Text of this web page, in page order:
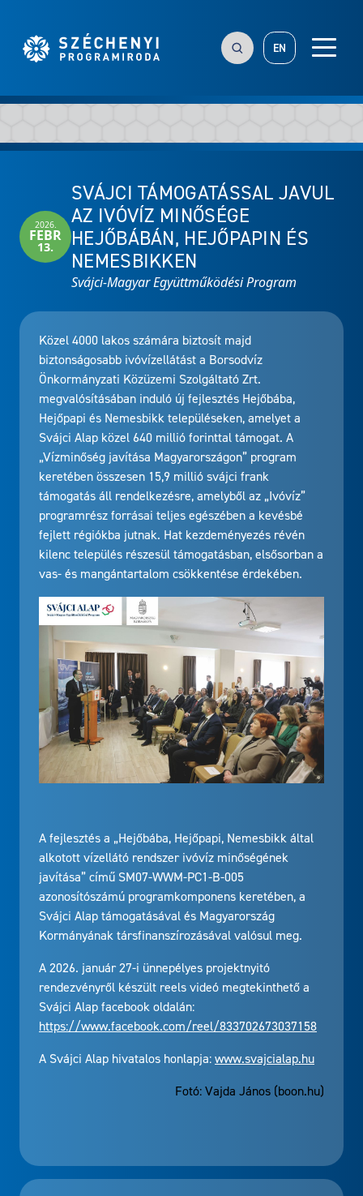
EN
2026.
FEBR
13.
SVÁJCI TÁMOGATÁSSAL JAVUL
AZ IVÓVÍZ MINŐSÉGE
HEJŐBÁBÁN, HEJŐPAPIN ÉS
NEMESBIKKEN
Svájci-Magyar Együttműködési Program
Közel 4000 lakos számára biztosít majd
biztonságosabb ivóvízellátást a Borsodvíz
Önkormányzati Közüzemi Szolgáltató Zrt.
megvalósításában induló új fejlesztés Hejőbába,
Hejőpapi és Nemesbikk településeken, amelyet a
Svájci Alap közel 640 millió forinttal támogat. A
„Vízminőség javítása Magyarországon” program
keretében összesen 15,9 millió svájci frank
támogatás áll rendelkezésre, amelyből az „Ivóvíz”
programrész forrásai teljes egészében a kevésbé
fejlett régiókba jutnak. Hat kezdeményezés révén
kilenc település részesül támogatásban, elsősorban a
vas- és mangántartalom csökkentése érdekében.
A fejlesztés a „Hejőbába, Hejőpapi, Nemesbikk által
alkotott vízellátó rendszer ivóvíz minőségének
javítása” című SM07-WWM-PC1-B-005
azonosítószámú programkomponens keretében, a
Svájci Alap támogatásával és Magyarország
Kormányának társfinanszírozásával valósul meg.
A 2026. január 27-i ünnepélyes projektnyitó
rendezvényről készült reels videó megtekinthető a
Svájci Alap facebook oldalán:
https://www.facebook.com/reel/833702673037158
A Svájci Alap hivatalos honlapja:www.svajcialap.hu
Fotó: Vajda János (boon.hu)